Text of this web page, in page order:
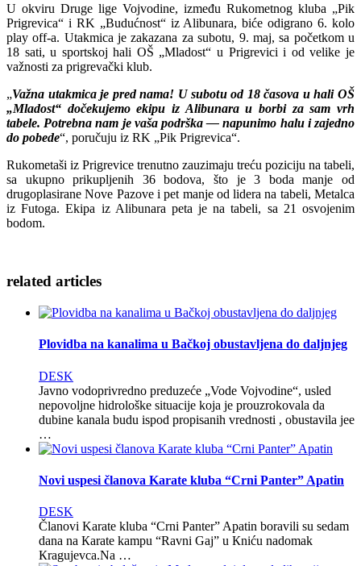
U okviru Druge lige Vojvodine, između Rukometnog kluba „Pik
Prigrevica“ i RK „Budućnost“ iz Alibunara, biće odigrano 6. kolo
play off-a. Utakmica je zakazana za subotu, 9. maj, sa početkom u
18 sati, u sportskoj hali OŠ „Mladost“ u Prigrevici i od velike je
važnosti za prigrevački klub.
„Važna utakmica je pred nama! U subotu od 18 časova u hali OŠ
„Mladost“ dočekujemo ekipu iz Alibunara u borbi za sam vrh
tabele. Potrebna nam je vaša podrška — napunimo halu i zajedno
do pobede“, poručuju iz RK „Pik Prigrevica“.
Rukometaši iz Prigrevice trenutno zauzimaju treću poziciju na tabeli,
sa ukupno prikupljenih 36 bodova, što je 3 boda manje od
drugoplasirane Nove Pazove i pet manje od lidera na tabeli, Metalca
iz Futoga. Ekipa iz Alibunara peta je na tabeli, sa 21 osvojenim
bodom.
related articles
Plovidba na kanalima u Bačkoj obustavljena do daljnjeg
DESK
Javno vodoprivredno preduzeće „Vode Vojvodine“, usled
nepovoljne hidrološke situacije koja je prouzrokovala da
dubine kanala budu ispod propisanih vrednosti , obustavila jee
…
Novi uspesi članova Karate kluba “Crni Panter” Apatin
DESK
Članovi Karate kluba “Crni Panter” Apatin boravili su sedam
dana na Кarate kampu “Ravni Gaj” u Кniću nadomak
Кragujevca.Na …